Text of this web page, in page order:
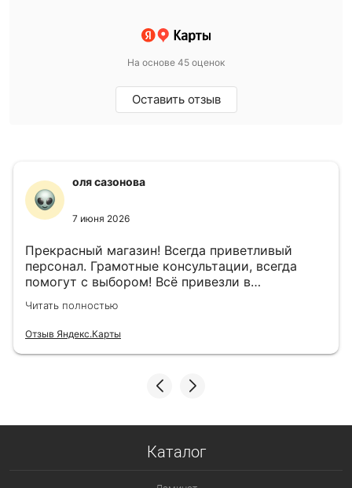
На основе 45 оценок
Оставить отзыв
оля сазонова
7 июня 2026
Прекрасный магазин! Всегда приветливый
персонал. Грамотные консультации, всегда
помогут с выбором! Всё привезли в
назначенный день!
Читать полностью
Отзыв Яндекс.Карты
Каталог